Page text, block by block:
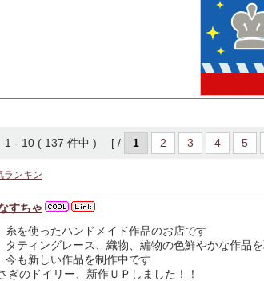
- 10 ( 137 件中 ) [ / 1 2 3 4 5
ランキン
すちゃ
糸を使ったハンドメイド作品のお店です
タティングレース、織物、編物の色鮮やかな作品
今も新しい作品を制作中です
ぎのドイリー、新作ＵＰしました！！